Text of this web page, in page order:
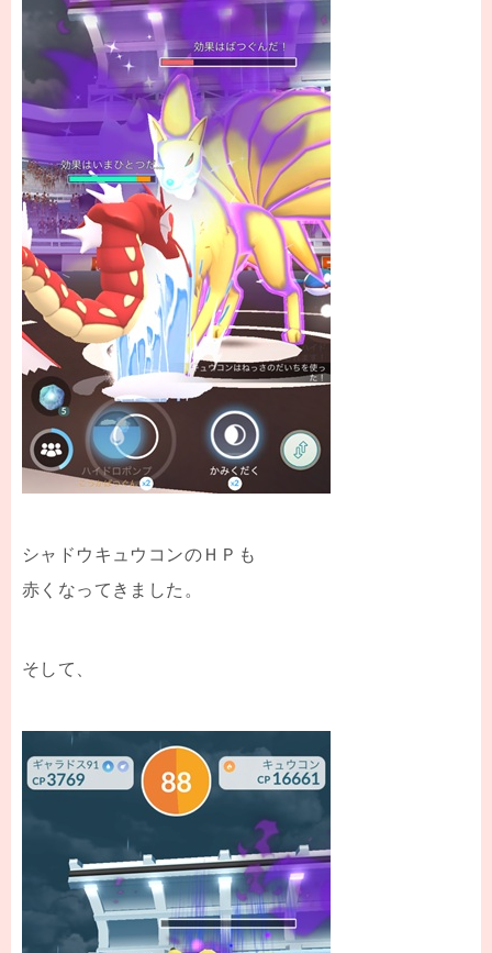
シャドウキュウコンのＨＰも
赤くなってきました。
そして、